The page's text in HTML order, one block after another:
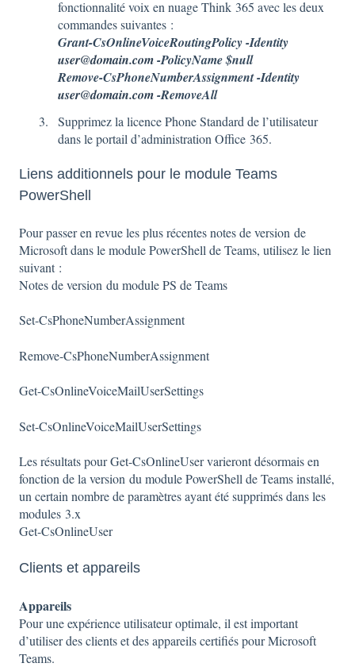
fonctionnalité voix en nuage Think 365 avec les deux
commandes suivantes :
Grant-CsOnlineVoiceRoutingPolicy -Identity
user@domain.com-PolicyName $null
Remove-CsPhoneNumberAssignment -Identity
user@domain.com-RemoveAll
Supprimez la licence Phone Standard de l’utilisateur
dans le portail d’administration Office 365.
Liens additionnels pour le module Teams
PowerShell
Pour passer en revue les plus récentes notes de version de
Microsoft dans le module PowerShell de Teams, utilisez le lien
suivant :
Notes de version du module PS de Teams
Set-CsPhoneNumberAssignment
Remove-CsPhoneNumberAssignment
Get-CsOnlineVoiceMailUserSettings
Set-CsOnlineVoiceMailUserSettings
Les résultats pour Get-CsOnlineUser varieront désormais en
fonction de la version du module PowerShell de Teams installé,
un certain nombre de paramètres ayant été supprimés dans les
modules 3.x
Get-CsOnlineUser
Clients et appareils
Appareils
Pour une expérience utilisateur optimale, il est important
d’utiliser des clients et des appareils certifiés pour Microsoft
Teams.